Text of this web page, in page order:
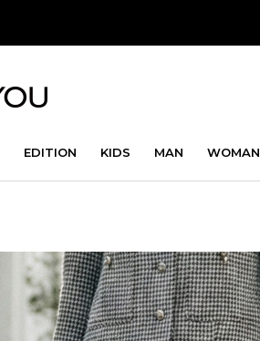
EDITION KIDS MAN WOMAN